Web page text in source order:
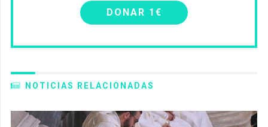
DONAR 1€
NOTICIAS RELACIONADAS